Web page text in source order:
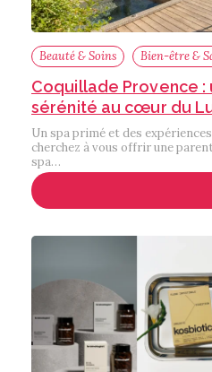
Beauté & Soins Bien-être &
Coquillade Provence :
sérénité au cœur du
Un spa primé et des
cherchez à vous offrir une
spa…